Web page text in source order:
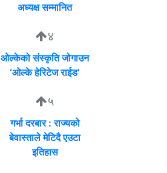
अध्यक्ष सम्मानित
४
ओल्केको संस्कृति जोगाउन
‘ओल्के हेरिटेज राईड’
५
गर्भा दरबार : राज्यको
बेवास्ताले मेटिदै एउटा
इतिहास